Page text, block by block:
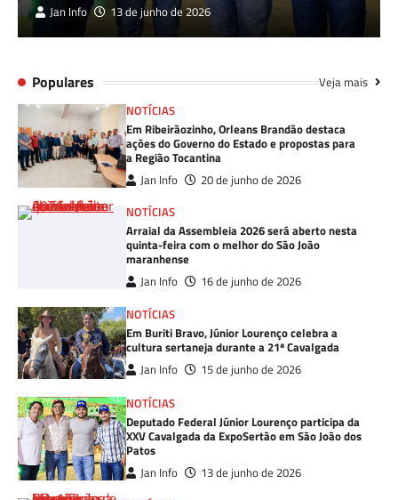
Jan Info 13 de junho de 2026
Populares Veja mais
NOTÍCIAS
Em Ribeirãozinho, Orleans Brandão destaca
ações do Governo do Estado e propostas para
a Região Tocantina
Jan Info
20 de junho de 2026
NOTÍCIAS
Arraial da Assembleia 2026 será aberto nesta
quinta-feira com o melhor do São João
maranhense
Jan Info
16 de junho de 2026
NOTÍCIAS
Em Buriti Bravo, Júnior Lourenço celebra a
cultura sertaneja durante a 21ª Cavalgada
Jan Info
15 de junho de 2026
NOTÍCIAS
Deputado Federal Júnior Lourenço participa da
XXV Cavalgada da ExpoSertão em São João dos
Patos
Jan Info
13 de junho de 2026